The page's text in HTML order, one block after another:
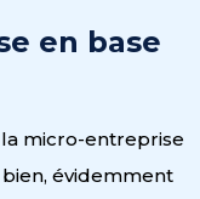
en base
micro-entreprise
bien, évidemment